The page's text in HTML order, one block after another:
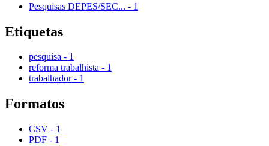
Pesquisas DEPES/SEC... - 1
Etiquetas
pesquisa - 1
reforma trabalhista - 1
trabalhador - 1
Formatos
CSV - 1
PDF - 1